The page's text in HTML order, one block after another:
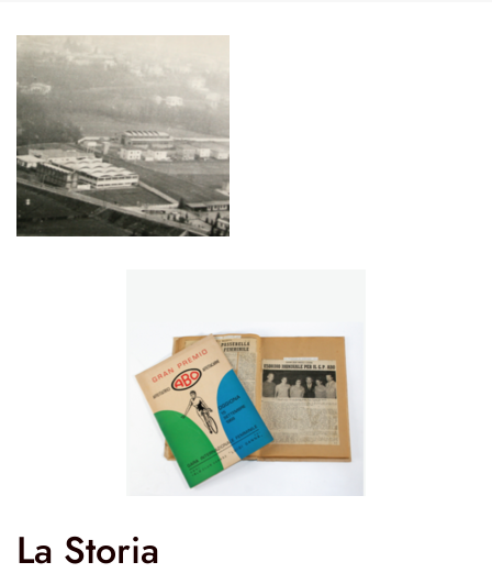
La Storia